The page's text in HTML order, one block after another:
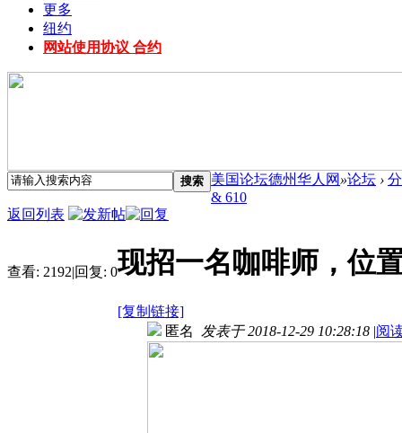
更多
纽约
网站使用协议 合约
搜索 美国论坛德州华人网 »论坛 ›
& 610
返回列表
查看: 2192|回复: 0现招一名咖啡师，位
[复制链接]
匿名 发表于 2018-12-29 10:28:18 |阅